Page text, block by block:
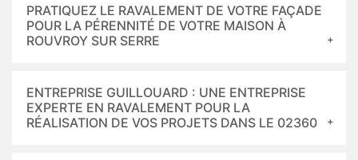
PRATIQUEZ LE RAVALEMENT DE VOTRE FAÇADE
POUR LA PÉRENNITÉ DE VOTRE MAISON À
ROUVROY SUR SERRE
ENTREPRISE GUILLOUARD : UNE ENTREPRISE
EXPERTE EN RAVALEMENT POUR LA
RÉALISATION DE VOS PROJETS DANS LE 02360